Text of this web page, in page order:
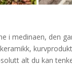
i medinaen, den
alt du kan